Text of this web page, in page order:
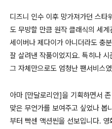
디즈니 인수 이후 망가져가던 스타
도 무방할 만큼 원작 클래식의 세
세이버나 제다이가 아니더라도 충
잘 살려낸 작품이었지요. 특히나 시
그 자체만으로도 엄청난 팬서비스
아마 [만달로리안]을 기획하면서
맞은 무언가를 보여주고 싶었나 봅
부터 빡센 액션씬을 선보입니다. 영